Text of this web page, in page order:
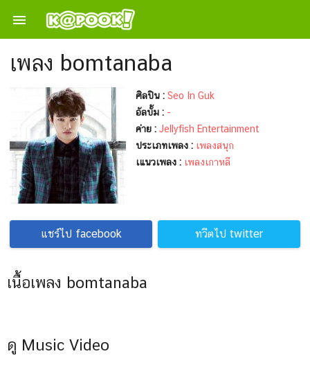

เพลง bomtanaba
ศิลปิน : Seo In Guk
อัลบั้ม : -
ค่าย : Jellyfish Entertainment
ประเภทเพลง : เพลงสนุก
เแนวเพลง : เพลงเกาหลี
แชร์ไป facebook ทวีตไป twitter
เนื้อเพลง bomtanaba
ดู Music Video